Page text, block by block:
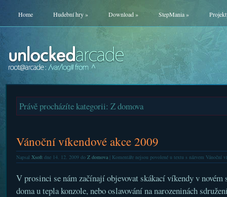
Home Hudební hry» Download» StepMania»
Právě procházíte kategorii: Z domova
Vánoční víkendové akce 2009
Napsal Xsoftdne 14. 12. 2009 do Z domova| Komentáře nejsou povolenéu textu s názvem Vánoční
V prosinci se nám začínají objevovat skákací víkendy v novém
doma u tepla konzole, nebo oslavování na narozeninách